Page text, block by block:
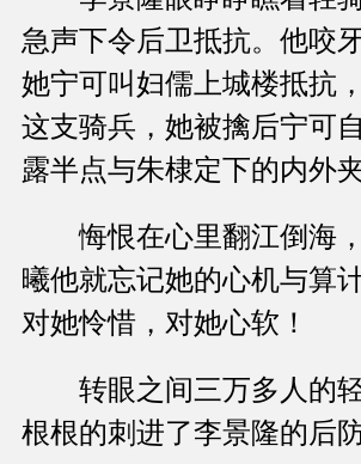
急声下令后卫抵抗。他咬
她宁可叫妇儒上城楼抵抗
这支骑兵，她被擒后宁可
露半点与朱棣定下的内外
悔恨在心里翻江倒海，
曦他就忘记她的心机与算
对她怜惜，对她心软！
转眼之间三万多人的轻
根根的刺进了李景隆的后防